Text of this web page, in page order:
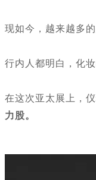
现如今，越来越多
行内人都明白，化
在这次亚太展上，
力股。